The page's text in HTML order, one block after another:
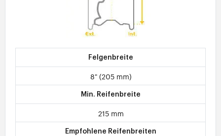
Felgenbreite
8" (205 mm)
Min. Reifenbreite
215 mm
Empfohlene Reifenbreiten